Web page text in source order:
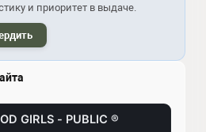
и приоритет в выдаче.